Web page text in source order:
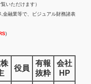
いただけます）
融業等で、ビジュアル財務諸表
)
役員
有報
抜粋
会社
HP